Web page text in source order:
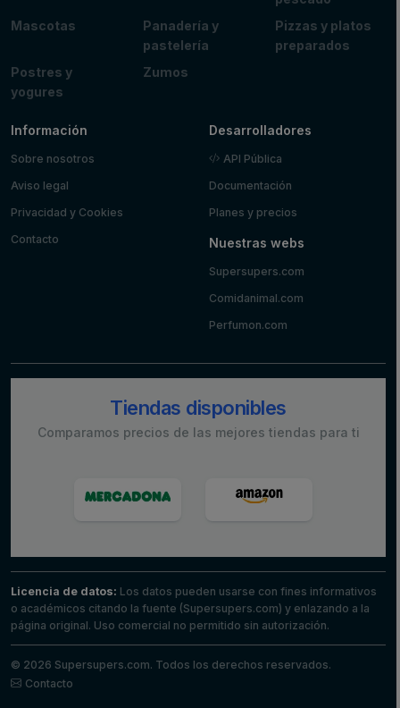
Mascotas
Panadería y
pastelería
Pizzas y platos
preparados
Postres y
yogures
Zumos
Información
Sobre nosotros
Aviso legal
Privacidad y Cookies
Contacto
Desarrolladores
API Pública
Documentación
Planes y precios
Nuestras webs
Supersupers.com
Comidanimal.com
Perfumon.com
Tiendas disponibles
Comparamos precios de las mejores tiendas para ti
Licencia de datos: Los datos pueden usarse con fines informativos
o académicos citando la fuente (Supersupers.com) y enlazando a la
página original. Uso comercial no permitido sin autorización.
© 2026 Supersupers.com. Todos los derechos reservados.
Contacto